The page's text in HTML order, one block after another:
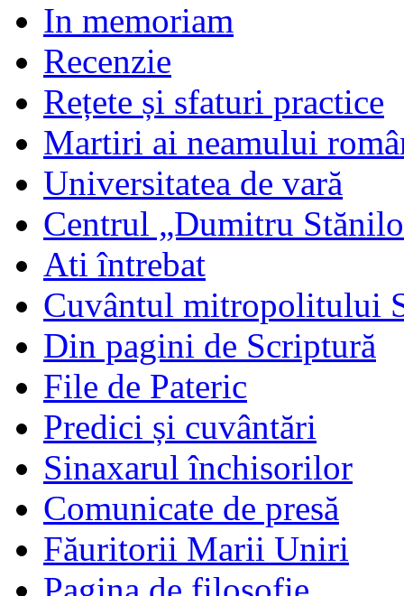
In memoriam
Recenzie
Rețete și sfaturi practice
Martiri ai neamului
Universitatea de vară
Centrul „Dumitru
Ati întrebat
Cuvântul mitropolitului
Din pagini de Scriptură
File de Pateric
Predici și cuvântări
Sinaxarul închisorilor
Comunicate de presă
Făuritorii Marii Uniri